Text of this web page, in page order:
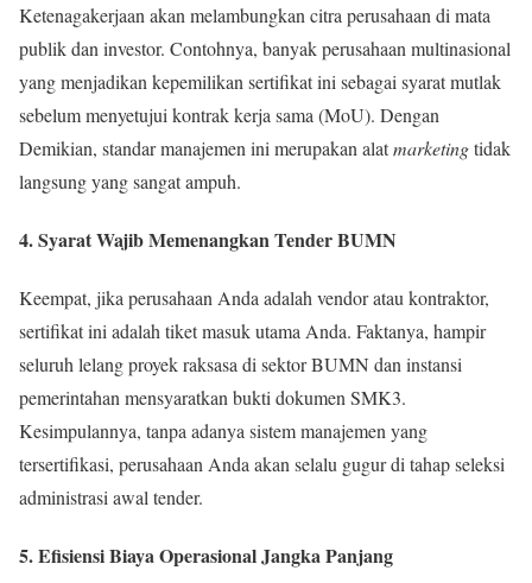
Ketenagakerjaan akan melambungkan citra perusahaan di mata
publik dan investor. Contohnya, banyak perusahaan multinasional
yang menjadikan kepemilikan sertifikat ini sebagai syarat mutlak
sebelum menyetujui kontrak kerja sama (MoU). Dengan
Demikian, standar manajemen ini merupakan alatmarketingtidak
langsung yang sangat ampuh.
4. Syarat Wajib Memenangkan Tender BUMN
Keempat, jika perusahaan Anda adalah vendor atau kontraktor,
sertifikat ini adalah tiket masuk utama Anda. Faktanya, hampir
seluruh lelang proyek raksasa di sektor BUMN dan instansi
pemerintahan mensyaratkan bukti dokumen SMK3.
Kesimpulannya, tanpa adanya sistem manajemen yang
tersertifikasi, perusahaan Anda akan selalu gugur di tahap seleksi
administrasi awal tender.
5. Efisiensi Biaya Operasional Jangka Panjang